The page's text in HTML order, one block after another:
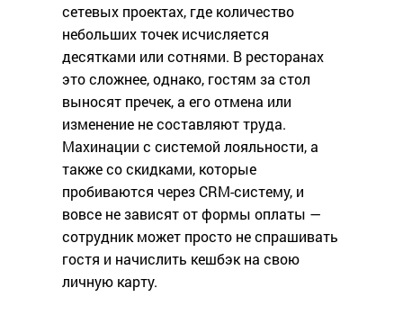
сетевых проектах, где количество
небольших точек исчисляется
десятками или сотнями. В ресторанах
это сложнее, однако, гостям за стол
выносят пречек, а его отмена или
изменение не составляют труда.
Махинации с системой лояльности, а
также со скидками, которые
пробиваются через CRM-систему, и
вовсе не зависят от формы оплаты —
сотрудник может просто не спрашивать
гостя и начислить кешбэк на свою
личную карту.